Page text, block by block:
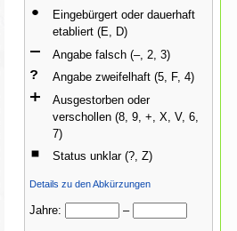
Eingebürgert oder dauerhaft
etabliert (E, D)
Angabe falsch (–, 2, 3)
Angabe zweifelhaft (5, F, 4)
Ausgestorben oder
verschollen (8, 9, +, X, V, 6,
7)
Status unklar (?, Z)
Details zu den Abkürzungen
Jahre: –